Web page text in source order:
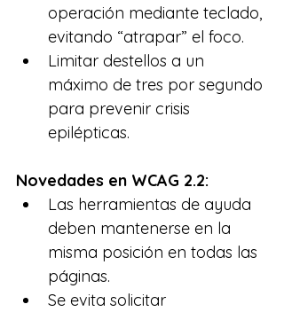
operación mediante teclado,
evitando “atrapar” el foco.
Limitar destellos a un
máximo de tres por segundo
para prevenir crisis
epilépticas.
Novedades en WCAG 2.2:
Las herramientas de ayuda
deben mantenerse en la
misma posición en todas las
páginas.
Se evita solicitar